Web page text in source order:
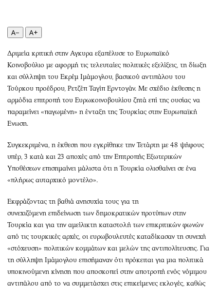
Κόσμος
Πολιτισμός
Σινεμά
Θέατρο-Χορός
Μουσική
Εικαστικά
Χειρόγραφα
Εκπομπές
Wine routes
Podcasts
Uncut
Προσφορές
Επιστολές
A− A+
Δριμεία κριτική στην Αγκυρα εξαπέλυσε το Ευρωπαϊκό
Κοινοβούλιο με αφορμή τις τελευταίες πολιτικές εξελίξεις, τη δίωξη
και σύλληψη του Εκρέμ Ιμάμογλου, βασικού αντιπάλου του
Τούρκου προέδρου, Ρετζέπ Ταγίπ Ερντογάν. Με σχέδιο έκθεσης η
αρμόδια επιτροπή του Ευρωκοινοβουλίου ζητά επί της ουσίας να
παραμείνει «παγωμένη» η ένταξη της Τουρκίας στην Ευρωπαϊκή
Ενωση.
Συγκεκριμένα, η έκθεση που εγκρίθηκε την Τετάρτη με 48 ψήφους
υπέρ, 3 κατά και 23 αποχές από την Επιτροπής Εξωτερικών
Υποθέσεων επισημαίνει μάλιστα ότι η Τουρκία ολισθαίνει σε ένα
«πλήρως αυταρχικό μοντέλο».
Εκφράζοντας τη βαθιά ανησυχία τους για τη
συνεχιζόμενη επιδείνωση των δημοκρατικών προτύπων στην
Τουρκία και για την αμείλικτη καταστολή των επικριτικών φωνών
από τις τουρκικές αρχές, οι ευρωβουλευτές καταδίκασαν τη συνεχή
«στόχευση» πολιτικών κομμάτων και μελών της αντιπολίτευσης. Για
τη σύλληψη Ιμάμογλου επισήμαναν ότι πρόκειται για μια πολιτικά
υποκινούμενη κίνηση που αποσκοπεί στην αποτροπή ενός νόμιμου
αντιπάλου από το να συμμετάσχει στις επικείμενες εκλογές, καθώς